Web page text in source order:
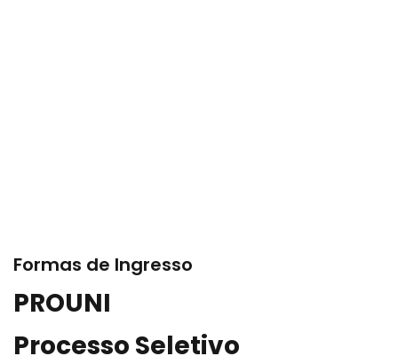
Formas de Ingresso
PROUNI
Processo Seletivo